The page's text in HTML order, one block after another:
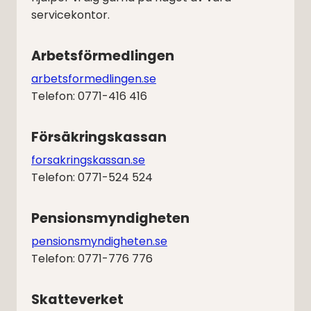
servicekontor.
Arbetsförmedlingen
arbetsformedlingen.se
Telefon: 0771-416 416
Försäkringskassan
forsakringskassan.se
Telefon: 0771-524 524
Pensionsmyndigheten
pensionsmyndigheten.se
Telefon: 0771-776 776
Skatteverket